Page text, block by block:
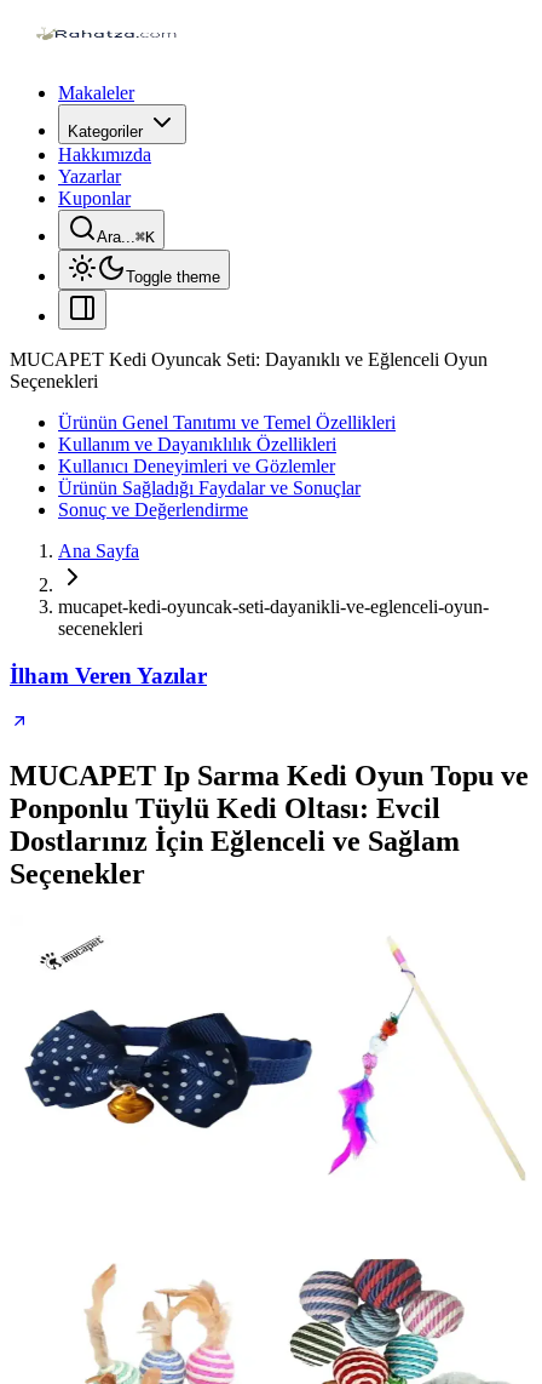
Makaleler
Kategoriler
Hakkımızda
Yazarlar
Kuponlar
Ara...⌘K
Toggle theme
MUCAPET Kedi Oyuncak Seti: Dayanıklı ve Eğlenceli Oyun
Seçenekleri
Ürünün Genel Tanıtımı ve Temel Özellikleri
Kullanım ve Dayanıklılık Özellikleri
Kullanıcı Deneyimleri ve Gözlemler
Ürünün Sağladığı Faydalar ve Sonuçlar
Sonuç ve Değerlendirme
Ana Sayfa
mucapet-kedi-oyuncak-seti-dayanikli-ve-eglenceli-oyun-
secenekleri
İlham Veren Yazılar
MUCAPET Ip Sarma Kedi Oyun Topu ve
Ponponlu Tüylü Kedi Oltası: Evcil
Dostlarınız İçin Eğlenceli ve Sağlam
Seçenekler